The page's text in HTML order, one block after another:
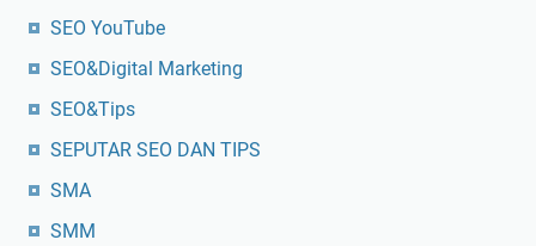
SEO YouTube
SEO&Digital Marketing
SEO&Tips
SEPUTAR SEO DAN TIPS
SMA
SMM